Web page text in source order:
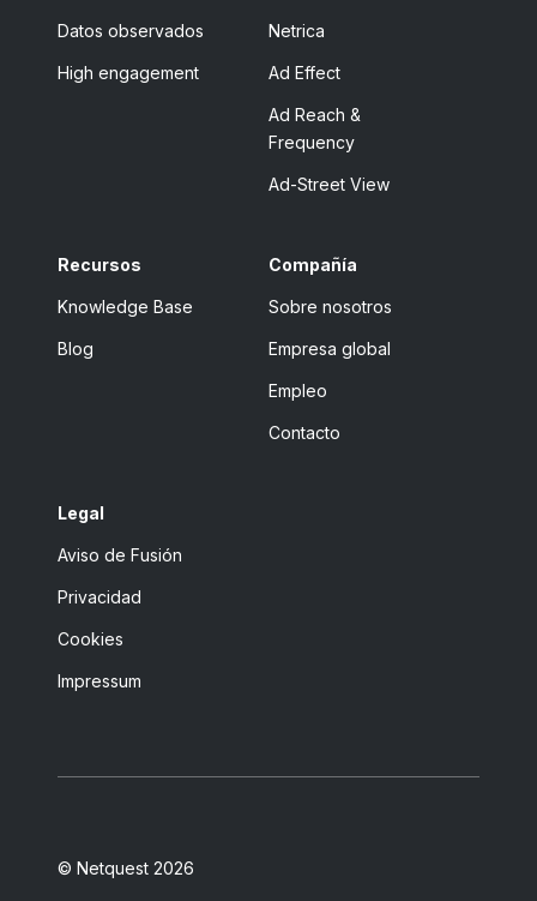
Datos observados
High engagement
Netrica
Ad Effect
Ad Reach &
Frequency
Ad-Street View
Recursos
Knowledge Base
Blog
Compañía
Sobre nosotros
Empresa global
Empleo
Contacto
Legal
Aviso de Fusión
Privacidad
Cookies
Impressum
© Netquest 2026